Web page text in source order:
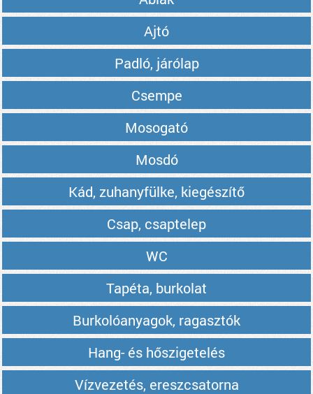
Ajtó
Padló, járólap
Csempe
Mosogató
Mosdó
Kád, zuhanyfülke, kiegészítő
Csap, csaptelep
WC
Tapéta, burkolat
Burkolóanyagok, ragasztók
Hang- és hőszigetelés
Vízvezetés, ereszcsatorna